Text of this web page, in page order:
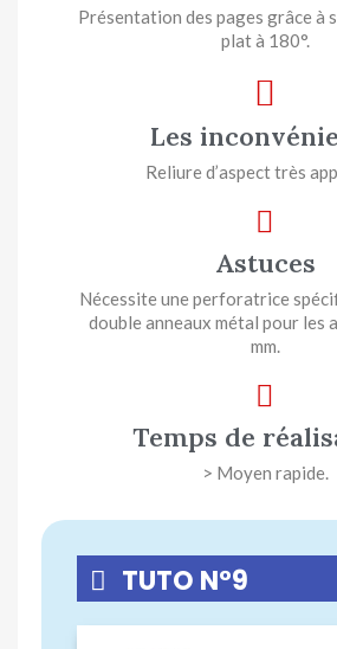
Présentation des pages grâce à
plat à 180°.
Les
Reliure d’aspect très
Astuces
Nécessite une perforatrice
double anneaux métal pour les
mm.
Temps de
> Moyen rapide.
TUTO N°9